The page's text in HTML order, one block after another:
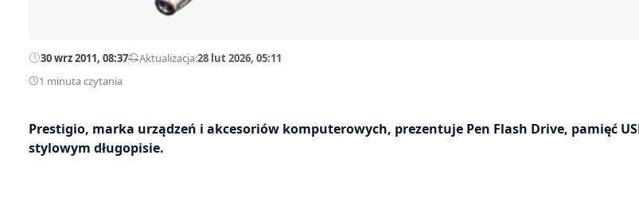
30 wrz 2011, 08:37—Aktualizacja:28 lut 2026, 05:11
1 minuta czytania
Prestigio, marka urządzeń i akcesoriów komputerowych, prezentuje Pen Flash Drive, pamięć
stylowym długopisie.